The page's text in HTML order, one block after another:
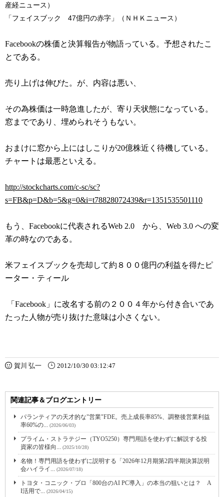
産経ニュース）
「フェイスブック 47億円の赤字」（ＮＨＫニュース）
Facebookの株価と決算報告が物語っている。予想されたこ
とである。
売り上げは伸びた。が、内容は悪い、
その為株価は一時急進したが、寄り天状態になっている。
窓までであり、埋められそうもない。
おまけに窓から上にはしこりが20億株近く待機している。
チャートは最悪といえる。
http://stockcharts.com/c-sc/sc?
s=FB&p=D&b=5&g=0&i=t78828072439&r=1351535501110
もう、Facebookに代表されるWeb 2.0 から、Web 3.0 への変
革の時なのである。
米フェイスブックを売却して約８００億円の利益を得たピ
ーター・ティール
「Facebook」に改名する前の２００４年から付き合いであ
たった人物が売り抜けた意味は小さくない。
賀川 弘一 2012/10/30 03:12:47
関連記事＆ブログエントリー
パランティアの天才的な"営業"FDE。売上成長率85%、調整後営業利益
率60%の... (2026/06/03)
プライム・ストラテジー（TYO5250）専門用語を使わずに解説する投
資家の皆様向... (2025/10/28)
名物！専門用語を使わずに説明する「2026年12月期第2四半期決算説明
会ハイライ... (2026/07/18)
トヨタ・コニック・プロ「800台のAI PC導入」の本当の狙いとは？ A
I活用で... (2026/04/15)